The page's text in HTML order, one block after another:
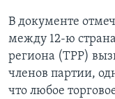
В документе
между 12-ю
региона (TPP)
членов партии,
что любое